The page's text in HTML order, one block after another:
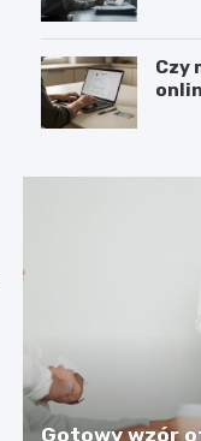
Czy
Gotowy wzór